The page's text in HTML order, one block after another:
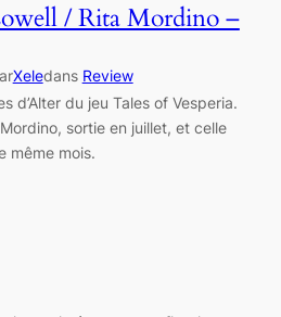
/ Rita Mordino –
Xeledans Review
d’Alter du jeu Tales of Vesperia.
sortie en juillet, et celle
même mois.